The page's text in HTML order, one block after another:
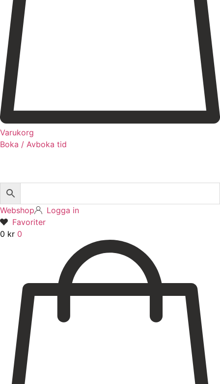
Varukorg
Boka / Avboka tid
Webshop
Logga in
Favoriter
0 kr 0